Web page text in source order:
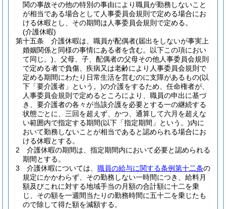
関の事故その他の特別の事由により職員が勤務しないこと
が相当である場合として人事委員会規則で定める場合にお
ける休暇とし、その期間は人事委員会規則で定める。
(介護休暇)
第十五条
介護休暇は、職員が配偶者(届出をしないが事実上
婚姻関係と同様の事情にある者を含む。以下この項におい
て同じ。) 、父母、子、配偶者の父母その他人事委員会規則
で定める者で負傷、疾病又は老齢により人事委員会規則で
定める期間にわたり日常生活を営むのに支障があるもの(以
下「要介護者」という。)の介護をするため、任命権者が、
人事委員会規則で定めるところにより、職員の申出に基づ
き、要介護者の各々が当該介護を必要とする一の継続する
状態ごとに、三回を超えず、かつ、通算して六月を超えな
い範囲内で指定する期間(以下「指定期間」という。)内に
おいて勤務しないことが相当であると認められる場合にお
ける休暇とする。
2
介護休暇の期間は、指定期間内において必要と認められる
期間とする。
3
介護休暇については、 職員の給与に関する条例第十二条の
規定にかかわらず、その勤務しない一時間につき、給料月
額及びこれに対する地域手当の月額の合計額に十二を乗
じ、その額を一週間当たりの勤務時間に五十二を乗じたも
ので除して得た額を減額する。